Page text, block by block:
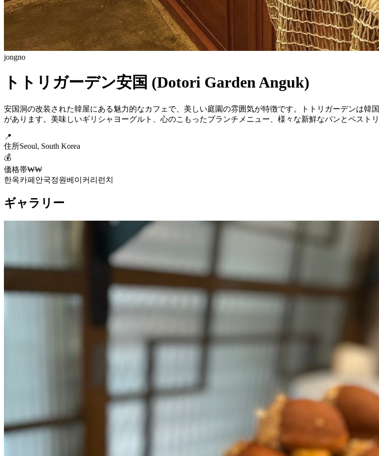
jongno
トトリガーデン安国 (Dotori Garden Anguk)
安国洞の改装された韓屋にある魅力的なカフェで、美しい庭園の雰囲気が特徴です。トトリガーデンは
があります。美味しいギリシャヨーグルト、心のこもったブランチメニュー、様々な新鮮なパンとペスト
📍
住所Seoul, South Korea
💰
価格帯₩₩
한옥카페 안국정원 베이커리 런치
ギャラリー